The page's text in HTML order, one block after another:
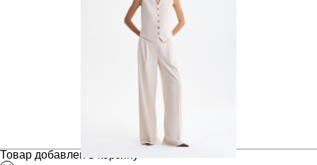
12 980 ₽
Товар добавлен в корзину